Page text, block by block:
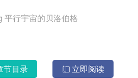
三秒记住本站：倚天小说网 网址：www.ytxs.org 平行宇宙的贝洛伯格
节目录 立即阅读